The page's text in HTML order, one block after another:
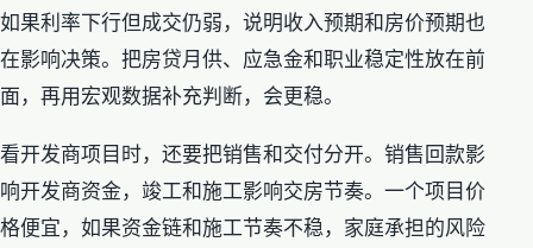
如果利率下行但成交仍弱，说明收入预期和房价预期也
在影响决策。把房贷月供、应急金和职业稳定性放在前
面，再用宏观数据补充判断，会更稳。
看开发商项目时，还要把销售和交付分开。销售回款影
响开发商资金，竣工和施工影响交房节奏。一个项目价
格便宜，如果资金链和施工节奏不稳，家庭承担的风险